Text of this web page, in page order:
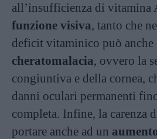
all’insufficienza di vitamina
funzione visiva, tanto che
deficit vitaminico può anche
cheratomalacia, ovvero la
congiuntiva e della cornea,
danni oculari permanenti
completa. Infine, la carenza
portare anche ad un